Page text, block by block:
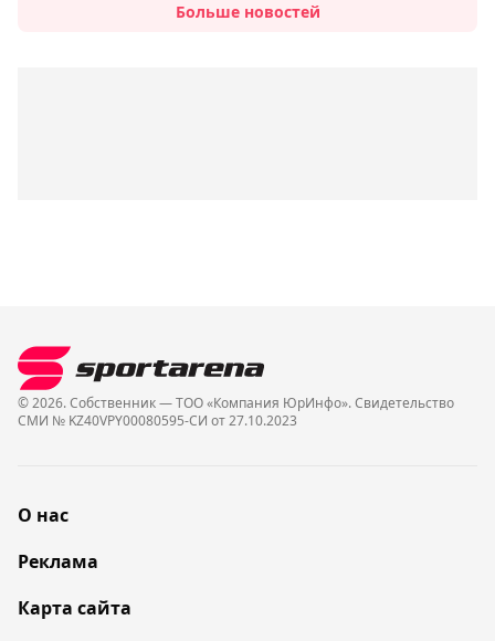
Больше новостей
© 2026. Собственник — ТОО «Компания ЮрИнфо». Cвидетельство
СМИ № KZ40VPY00080595-СИ от 27.10.2023
О нас
Реклама
Карта сайта